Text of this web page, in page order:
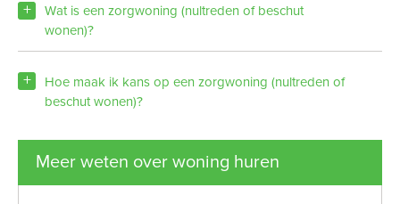
Wat is een zorgwoning (nultreden of beschut
wonen)?
Hoe maak ik kans op een zorgwoning (nultreden of
beschut wonen)?
Meer weten over woning huren